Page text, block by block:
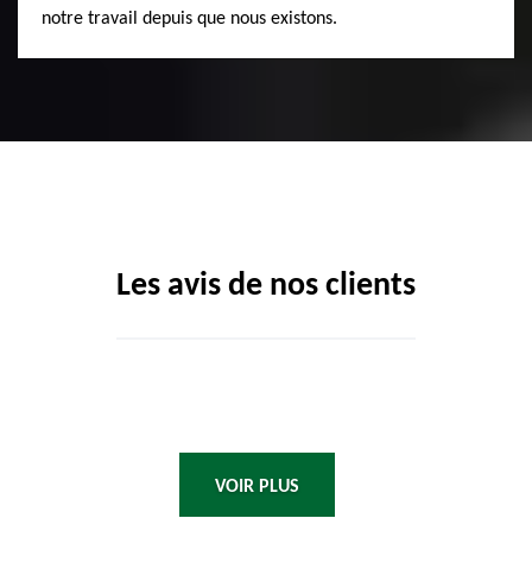
notre travail depuis que nous existons.
Les avis de nos clients
VOIR PLUS